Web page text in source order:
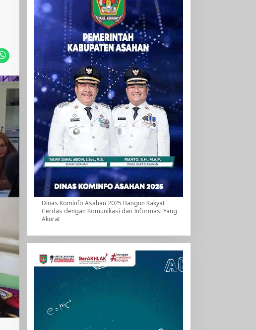
Dinas Kominfo Asahan 2025 Bangun Rakyat
Cerdas dengan Komunikasi dan Informasi Yang
Akurat
Pemutar
Video